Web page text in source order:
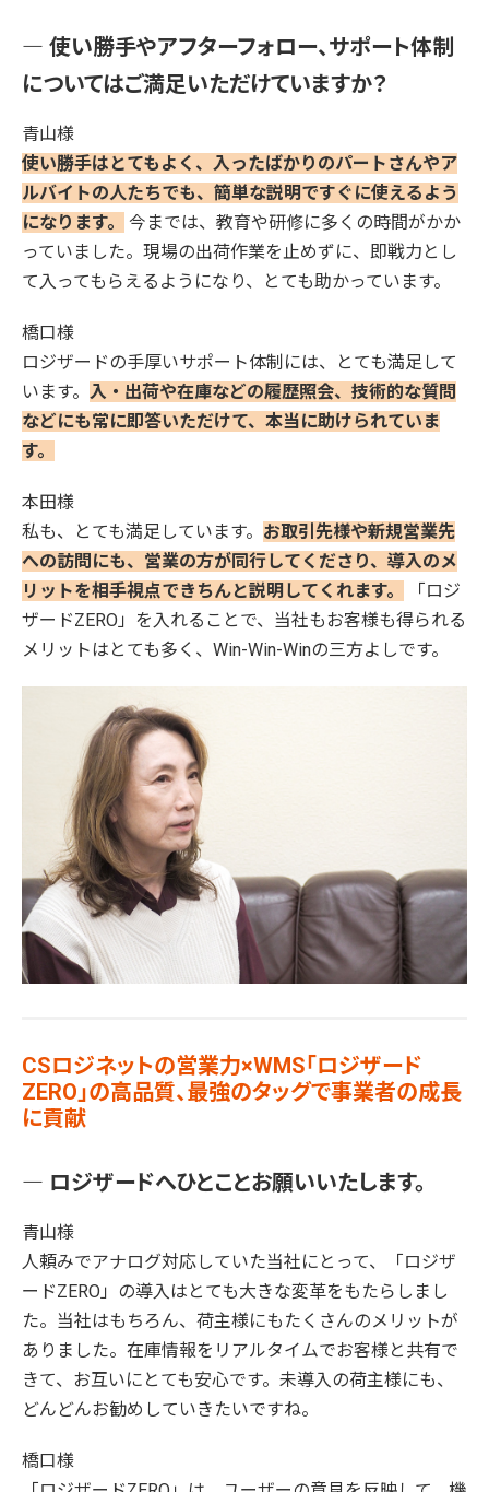
― 使い勝手やアフターフォロー、サポート体制
についてはご満足いただけていますか？
青山様
使い勝手はとてもよく、入ったばかりのパートさんやア
ルバイトの人たちでも、簡単な説明ですぐに使えるよう
になります。
今までは、教育や研修に多くの時間がかか
っていました。現場の出荷作業を止めずに、即戦力とし
て入ってもらえるようになり、とても助かっています。
橋口様
ロジザードの手厚いサポート体制には、とても満足して
います。 入・出荷や在庫などの履歴照会、技術的な質問
などにも常に即答いただけて、本当に助けられていま
す。
本田様
私も、とても満足しています。 お取引先様や新規営業先
への訪問にも、営業の方が同行してくださり、導入のメ
リットを相手視点できちんと説明してくれます。
「ロジ
ザードZERO」を入れることで、当社もお客様も得られる
メリットはとても多く、Win-Win-Winの三方よしです。
CSロジネットの営業力×WMS「ロジザード
ZERO」の高品質、最強のタッグで事業者の成長
に貢献
― ロジザードへひとことお願いいたします。
青山様
人頼みでアナログ対応していた当社にとって、「ロジザ
ードZERO」の導入はとても大きな変革をもたらしまし
た。当社はもちろん、荷主様にもたくさんのメリットが
ありました。在庫情報をリアルタイムでお客様と共有で
きて、お互いにとても安心です。未導入の荷主様にも、
どんどんお勧めしていきたいですね。
橋口様